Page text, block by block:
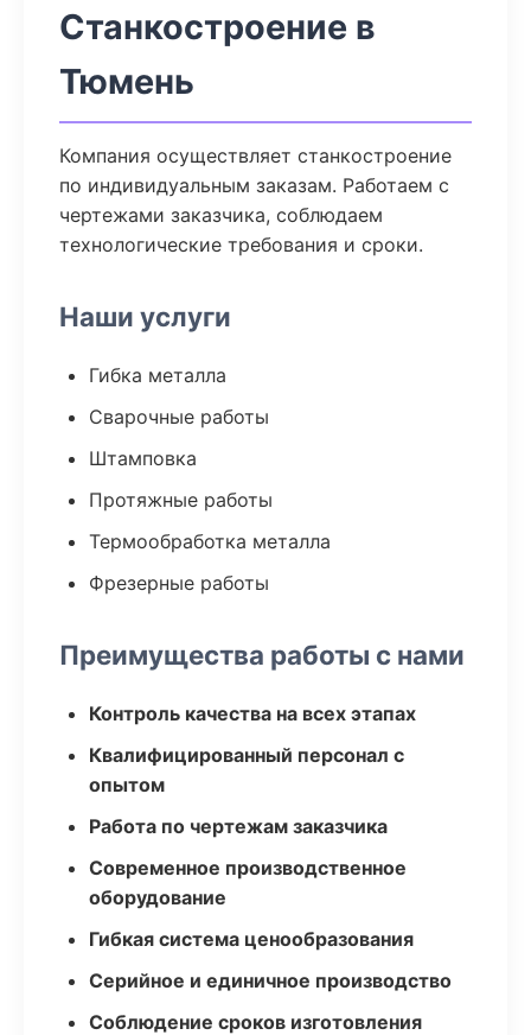
Станкостроение в
Тюмень
Компания осуществляет станкостроение
по индивидуальным заказам. Работаем с
чертежами заказчика, соблюдаем
технологические требования и сроки.
Наши услуги
Гибка металла
Сварочные работы
Штамповка
Протяжные работы
Термообработка металла
Фрезерные работы
Преимущества работы с нами
Контроль качества на всех этапах
Квалифицированный персонал с
опытом
Работа по чертежам заказчика
Современное производственное
оборудование
Гибкая система ценообразования
Серийное и единичное производство
Соблюдение сроков изготовления